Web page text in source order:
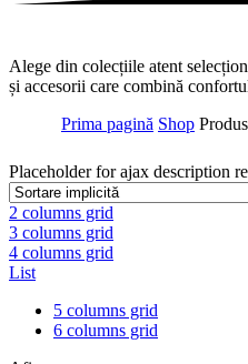
Alege din colecțiile atent
și accesorii care combină
Prima pagină Shop
Placeholder for ajax description
2 columns grid
3 columns grid
4 columns grid
List
5 columns grid
6 columns grid